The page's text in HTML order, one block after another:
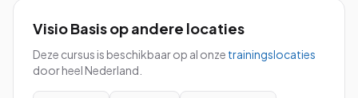
Visio Basisop andere locaties
Deze cursus is beschikbaar op al onze trainingslocaties
door heel Nederland.